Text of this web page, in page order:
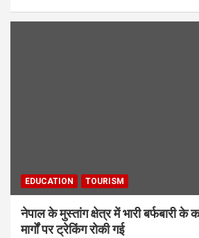
EDUCATION TOURISM
नेपाल के मुस्तांग क्षेत्र में भारी बर्फबारी के
मार्गों पर ट्रेकिंग रोकी गई